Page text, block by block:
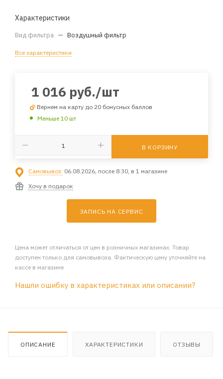
Характеристики
Вид фильтра — Воздушный фильтр
Все характеристики
1 016 руб./шт
Вернем на карту до 20 бонусных баллов
Меньше 10 шт
В КОРЗИНУ
Самовывоз: 06.08.2026, после 8:30, в 1 магазине
Хочу в подарок
ЗАПИСЬ НА СЕРВИС
Цена может отличаться от цен в розничных магазинах. Товар
доступен только для самовывоза. Фактическую цену уточняйте на
кассе в магазине
Нашли ошибку в характеристиках или описании?
ОПИСАНИЕ ХАРАКТЕРИСТИКИ ОТЗЫВЫ